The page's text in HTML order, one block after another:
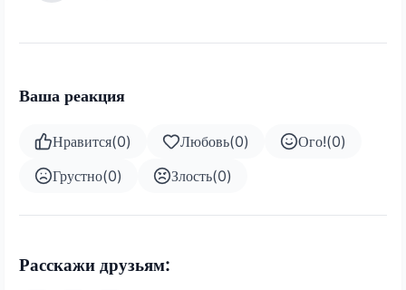
Ваша реакция
Нравится(0) Любовь(0) Ого!(0)
Грустно(0) Злость(0)
Расскажи друзьям: